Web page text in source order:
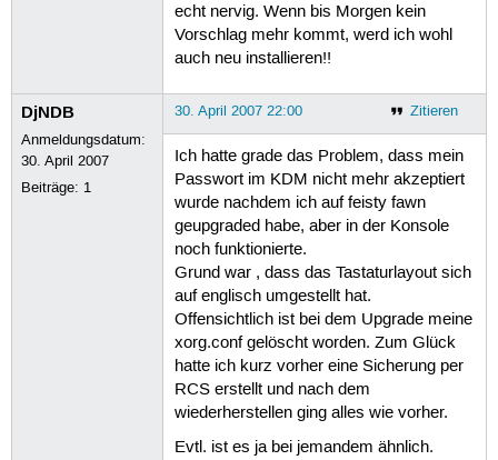
echt nervig. Wenn bis Morgen kein
Vorschlag mehr kommt, werd ich wohl
auch neu installieren!!
DjNDB
Anmeldungsdatum:
30. April 2007
Beiträge: 1
Zitieren
30. April 2007 22:00
Ich hatte grade das Problem, dass mein
Passwort im KDM nicht mehr akzeptiert
wurde nachdem ich auf feisty fawn
geupgraded habe, aber in der Konsole
noch funktionierte.
Grund war , dass das Tastaturlayout sich
auf englisch umgestellt hat.
Offensichtlich ist bei dem Upgrade meine
xorg.conf gelöscht worden. Zum Glück
hatte ich kurz vorher eine Sicherung per
RCS erstellt und nach dem
wiederherstellen ging alles wie vorher.
Evtl. ist es ja bei jemandem ähnlich.